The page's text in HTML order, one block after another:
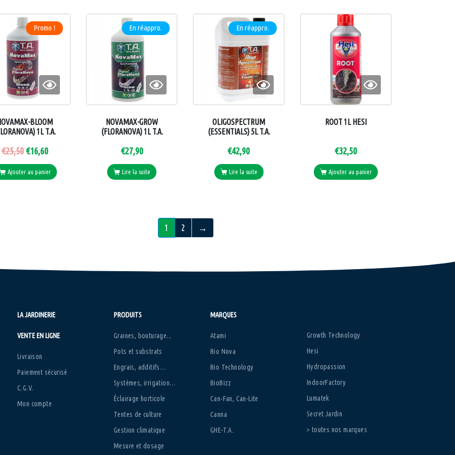
Promo !
BLOOM
1L T.A.
€25,50€16,60
Ajouter au panier
En réappro.
NOVAMAX-GROW
(FLORANOVA) 1L T.A.
€27,90
Lire la suite
En réappro.
OLIGOSPECTRUM
(ESSENTIALS) 5L T.A.
€42,90
Lire la suite
ROOT 1L HESI
€32,50
Ajouter au panier
1 2 →
LA JARDINERIE
VENTE EN LIGNE
Livraison
Paiement sécurisé
C.G.V.
Mon compte
PRODUITS
Graines, bouturage...
Pots et substrats
Engrais, additifs…
Systèmes, irrigation…
Éclairage horticole
Tentes de culture
Gestion climatique
Mesure et dosage
MARQUES
Atami
Bio Nova
Bio Technology
BioBizz
Can-Fan, Can-Lite
Canna
GHE-T.A.
Growth Technology
Hesi
Hydropassion
IndoorFactory
Lumatek
Secret Jardin
> toutes nos marques